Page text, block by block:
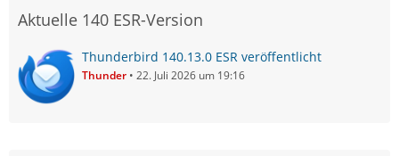
Aktuelle 140 ESR-Version
Thunderbird 140.13.0 ESR veröffentlicht
Thunder 22. Juli 2026 um 19:16